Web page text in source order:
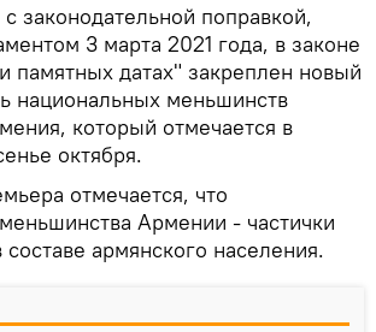
с законодательной поправкой,
3 марта 2021 года, в законе
памятных датах" закреплен новый
национальных меньшинств
который отмечается в
октября.
отмечается, что
Армении - частички
армянского населения.